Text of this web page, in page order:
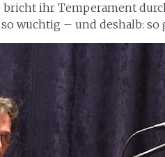
ihr Temperament
wuchtig – und deshalb: so